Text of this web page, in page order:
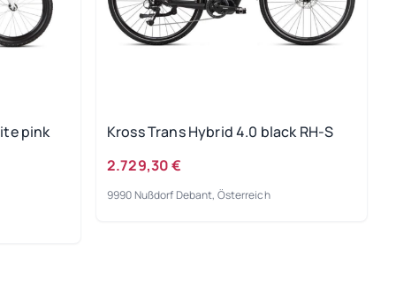
pink
Kross Trans Hybrid 4.0 black RH-S
2.729,30 €
9990 Nußdorf Debant, Österreich